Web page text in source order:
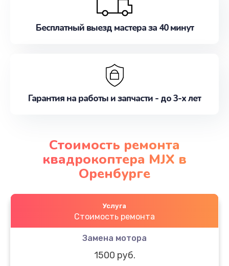
Бесплатный выезд мастера за 40 минут
Гарантия на работы и запчасти - до 3-х лет
Стоимость ремонта
квадрокоптера MJX в
Оренбурге
Услуга
Стоимость ремонта
Замена мотора
1500 руб.